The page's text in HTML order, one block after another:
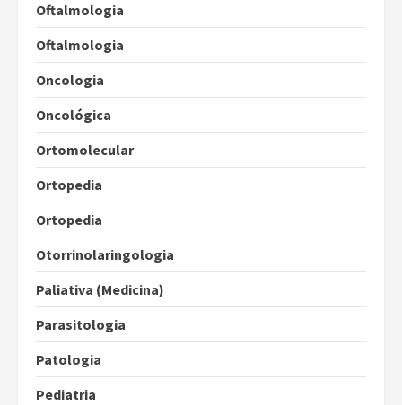
Oftalmologia
Oftalmologia
Oncologia
Oncológica
Ortomolecular
Ortopedia
Ortopedia
Otorrinolaringologia
Paliativa (Medicina)
Parasitologia
Patologia
Pediatria